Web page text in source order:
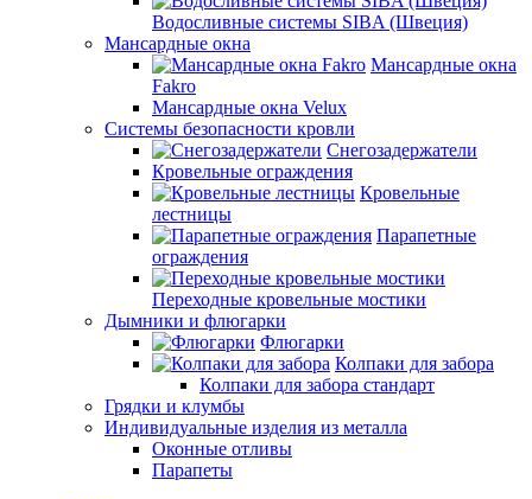
Водосливные системы SIBA (Швеция)
Мансардные окна
Мансардные окна
Fakro
Мансардные окна Velux
Системы безопасности кровли
Снегозадержатели
Кровельные ограждения
Кровельные
лестницы
Парапетные
ограждения
Переходные кровельные мостики
Дымники и флюгарки
Флюгарки
Колпаки для забора
Колпаки для забора стандарт
Грядки и клумбы
Индивидуальные изделия из металла
Оконные отливы
Парапеты